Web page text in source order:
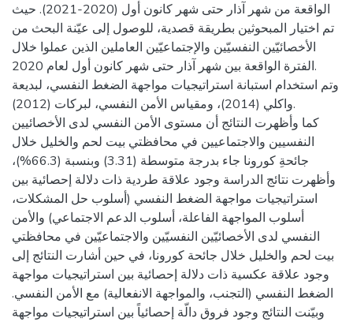
الواقعة من شهر آذار حتى شهر كانون أول (2020-2021). حيث
تم اختيار المبحوثين بطريقة قصدية، للوصول إلى عيّنة البحث من
الأخصائيّين النفسيّين والإجتماعيّين العاملين الذين عملوا خلال
الفترة الواقعة بين شهر آذار حتى شهر كانون أول لعام 2020.
وتم استخدام استبانة استراتيجيات مواجهة الضغط النفسي، لبديعة
واكلي (2014)، ومقياس الأمن النفسي، لبركات (2012).
كما وأظهرت النتائج أن مستوى الأمن النفسي لدى الأخصائيين
النفسيين والاجتماعيين في محافظتي بيت لحم والخليل خلال
جائحةِ كورونا جاء بدرجة متوسطة (3.31) وبنسبة (66.3%)،
وأظهرت نتائج الدراسة وجود علاقة طردية ذات دلالة إحصائية بين
استراتيجيات مواجهة الضغط النفسي (أسلوب حل المشكلات،
أسلوب المواجهة الفاعلة، أسلوب الدعم الاجتماعي) والأمن
النفسي لدى الأخصائيّين النفسيّين والاجتماعيّين في محافظتي
بيت لحم والخليل خلال جائحة كورونا، في حين أشارت النتائج إلى
وجود علاقة عكسية ذات دلالة إحصائية بين استراتيجيات مواجهة
الضغط النفسي (التجنب، والمواجهة الانفعالية) مع الأمن النفسي.
وبيّنت النتائج وجود فروق دالّة إحصائياً بين استراتيجيات مواجهة